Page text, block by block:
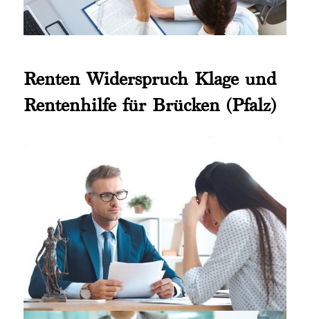
Renten Widerspruch Klage und
Rentenhilfe für Brücken (Pfalz)